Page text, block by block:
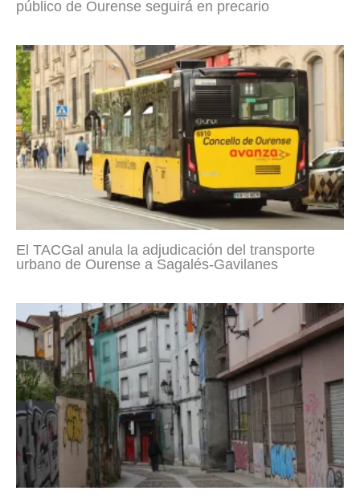
público de Ourense seguirá en precario
El TACGal anula la adjudicación del transporte
urbano de Ourense a Sagalés-Gavilanes